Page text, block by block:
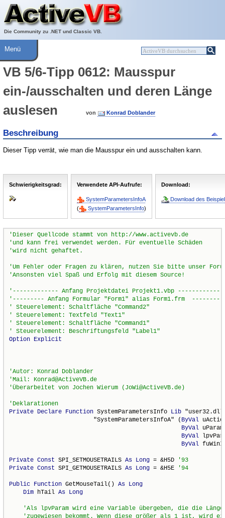
Die Community zu .NET und Classic VB.
Über ActiveVB
Hilfe
Menü
VB 5/6-Tipp 0612: Mausspur
ein-/ausschalten und deren Länge
auslesen
von Konrad Doblander
Beschreibung
Dieser Tipp verrät, wie man die Mausspur ein und ausschalten kann.
Schwierigkeitsgrad: Verwendete API-Aufrufe:
SystemParametersInfoA
(
SystemParametersInfo)
Download:
Download des
Option Explicit
Private Declare Function SystemParametersInfo Lib
                        "SystemParametersInfoA" (
ByVal
ByVal
ByVal
ByVal
Private Const SPI_SETMOUSETRAILS As Long = &H5D
Private Const SPI_GETMOUSETRAILS As Long = &H5E
Public Function GetMouseTail() As Long
Dim hTail As Long